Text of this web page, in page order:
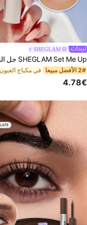
SHEGLAM
2# الأفضل مبيعا في مكياج
4.78€